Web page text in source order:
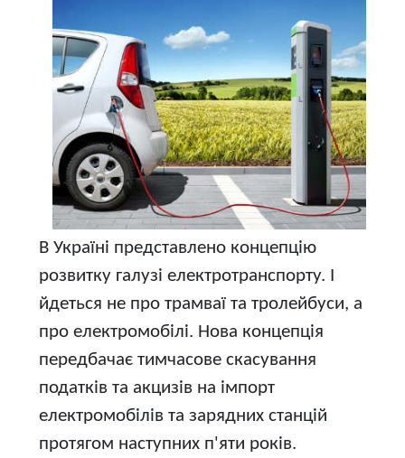
В Україні представлено концепцію
розвитку галузі електротранспорту. І
йдеться не про трамваї та тролейбуси, а
про електромобілі. Нова концепція
передбачає тимчасове скасування
податків та акцизів на імпорт
електромобілів та зарядних станцій
протягом наступних п'яти років.